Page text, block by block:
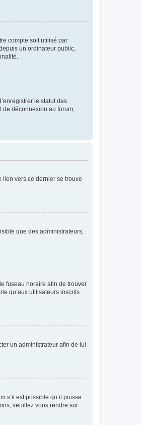
compte soit utilisé par
un ordinateur public,
le statut des
déconnexion au forum,
lien vers ce dernier se trouve
que des administrateurs,
fuseau horaire afin de trouver
qu’aux utilisateurs inscrits.
un administrateur afin de lui
s’il est possible qu’il puisse
veuillez vous rendre sur